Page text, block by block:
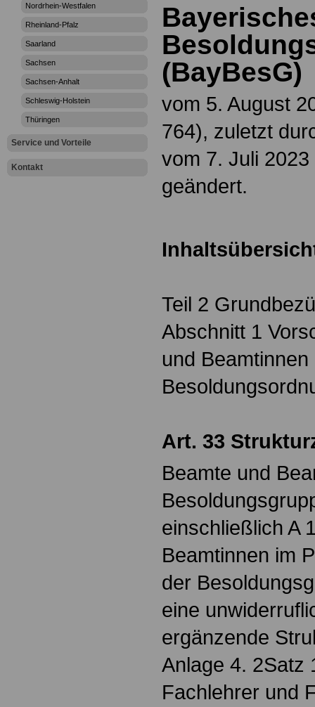
Nordrhein-Westfalen
Rheinland-Pfalz
Saarland
Sachsen
Sachsen-Anhalt
Schleswig-Holstein
Thüringen
Service und Vorteile
Kontakt
(BayBesG)
vom 5. August
764), zuletzt
vom 7. Juli
geändert.
Teil 2
Abschnitt 1
und Beamtinnen
Art. 33
Beamte und
einschließlich A
Beamtinnen im
der
eine
ergänzende
Anlage 4. 2Satz
Fachlehrer und